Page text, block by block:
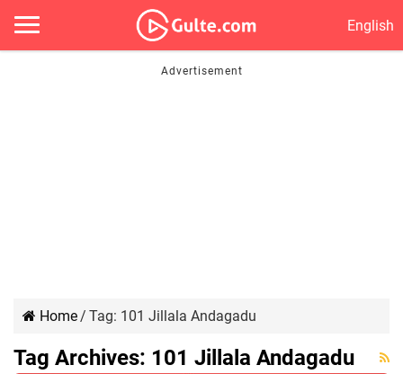
English
Home/ Tag: 101 Jillala Andagadu
Tag Archives: 101 Jillala Andagadu